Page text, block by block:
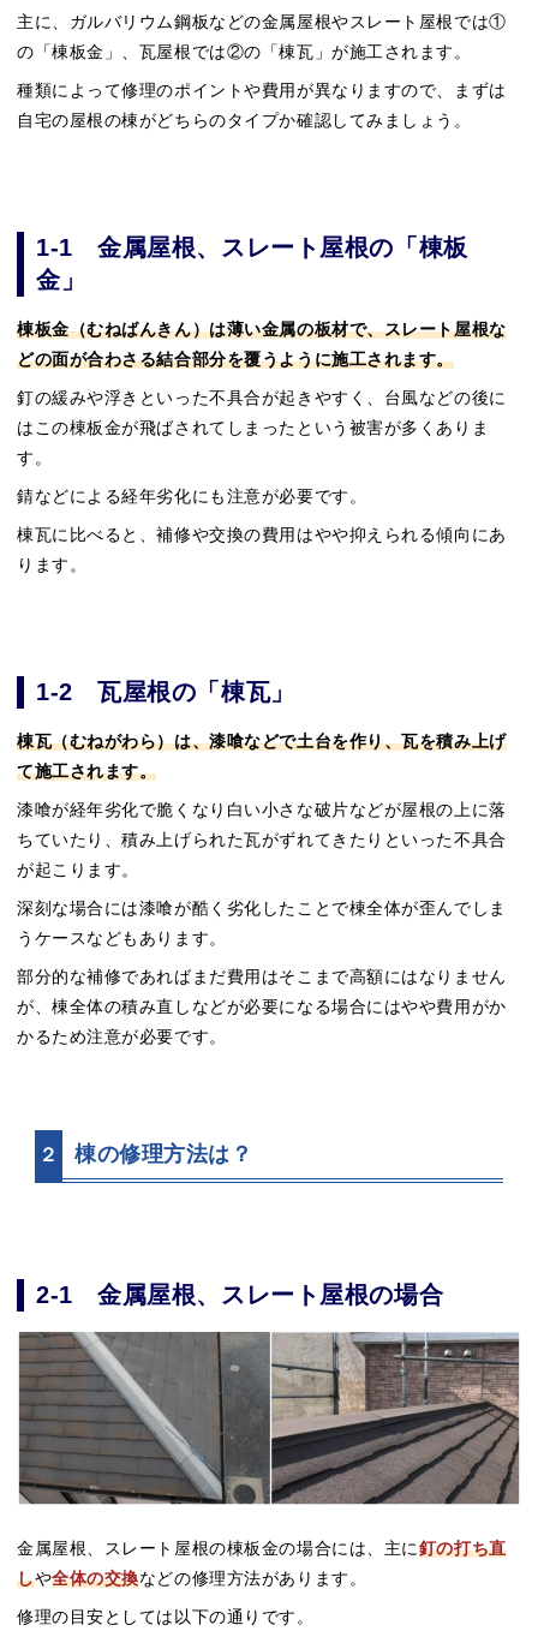
主に、ガルバリウム鋼板などの金属屋根やスレート屋根では①
の「棟板金」、瓦屋根では②の「棟瓦」が施工されます。
種類によって修理のポイントや費用が異なりますので、まずは
自宅の屋根の棟がどちらのタイプか確認してみましょう。
1-1 金属屋根、スレート屋根の「棟板
金」
棟板金（むねばんきん）は薄い金属の板材で、スレート屋根な
どの面が合わさる結合部分を覆うように施工されます。
釘の緩みや浮きといった不具合が起きやすく、台風などの後に
はこの棟板金が飛ばされてしまったという被害が多くありま
す。
錆などによる経年劣化にも注意が必要です。
棟瓦に比べると、補修や交換の費用はやや抑えられる傾向にあ
ります。
1-2 瓦屋根の「棟瓦」
棟瓦（むねがわら）は、漆喰などで土台を作り、瓦を積み上げ
て施工されます。
漆喰が経年劣化で脆くなり白い小さな破片などが屋根の上に落
ちていたり、積み上げられた瓦がずれてきたりといった不具合
が起こります。
深刻な場合には漆喰が酷く劣化したことで棟全体が歪んでしま
うケースなどもあります。
部分的な補修であればまだ費用はそこまで高額にはなりません
が、棟全体の積み直しなどが必要になる場合にはやや費用がか
かるため注意が必要です。
２ 棟の修理方法は？
2-1 金属屋根、スレート屋根の場合
金属屋根、スレート屋根の棟板金の場合には、主に釘の打ち直
しや全体の交換などの修理方法があります。
修理の目安としては以下の通りです。